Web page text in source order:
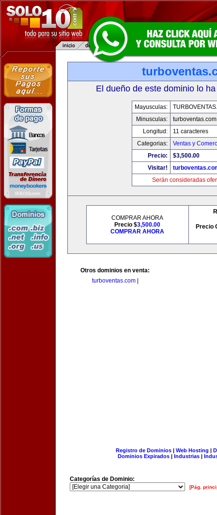
El dueño de este dominio lo
Mayusculas:
Minusculas:
turboventas.com
Longitud:
11 caracteres
Categorias:
Ventas y
Precio:
$3,500.00
Visitar!
Serán consideradas
COMPRAR AHORA
Precio $3,500.00
COMPRAR AHORA
Precio
Otros dominios en venta:
turboventas.com|
Registro de Dominios| Web Hosting |
Dominios Expirados | Industrias |
Categorías de Dominio:
[Pág.